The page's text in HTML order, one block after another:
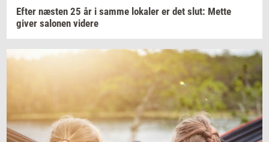
Efter næ­sten 25 år i samme lo­ka­ler er det slut: Mette
giver sa­lo­nen vi­de­re